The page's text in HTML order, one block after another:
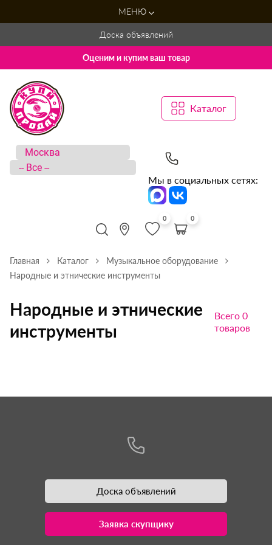
МЕНЮ
Доска объявлений
Оценим и купим ваш товар
Каталог
Мы в социальных сетях:
0 0
Главная Каталог
Музыкальное оборудование
Народные и этнические инструменты
Народные и этнические
инструменты
Всего 0
товаров
Доска объявлений
Заявка скупщику